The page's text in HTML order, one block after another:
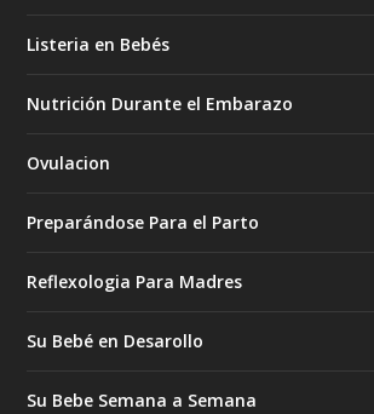
Listeria en Bebés
Nutrición Durante el Embarazo
Ovulacion
Preparándose Para el Parto
Reflexologia Para Madres
Su Bebé en Desarollo
Su Bebe Semana a Semana